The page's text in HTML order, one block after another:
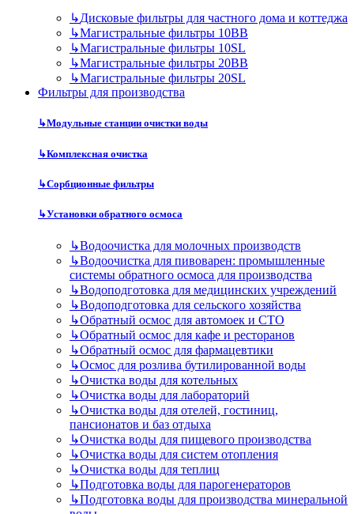
↳Дисковые фильтры для частного дома и коттеджа
↳Магистральные фильтры 10BB
↳Магистральные фильтры 10SL
↳Магистральные фильтры 20BB
↳Магистральные фильтры 20SL
Фильтры для производства
↳Модульные станции очистки воды
↳Комплексная очистка
↳Сорбционные фильтры
↳Установки обратного осмоса
↳Водоочистка для молочных производств
↳Водоочистка для пивоварен: промышленные
системы обратного осмоса для производства
↳Водоподготовка для медицинских учреждений
↳Водоподготовка для сельского хозяйства
↳Обратный осмос для автомоек и СТО
↳Обратный осмос для кафе и ресторанов
↳Обратный осмос для фармацевтики
↳Осмос для розлива бутилированной воды
↳Очистка воды для котельных
↳Очистка воды для лабораторий
↳Очистка воды для отелей, гостиниц,
пансионатов и баз отдыха
↳Очистка воды для пищевого производства
↳Очистка воды для систем отопления
↳Очистка воды для теплиц
↳Подготовка воды для парогенераторов
↳Подготовка воды для производства минеральной